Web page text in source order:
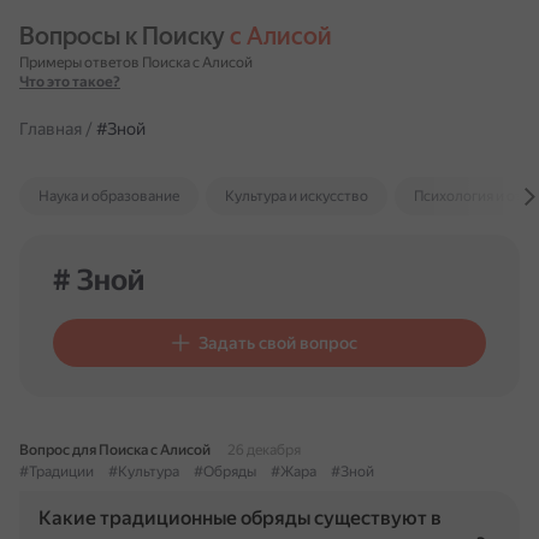
Вопросы к Поиску с Алисой
Примеры ответов Поиска с Алисой
Что это такое?
Главная / #Зной
Наука и образование Культура и искусство Психология и
# Зной
Задать свой вопрос
Вопрос для Поиска с Алисой
26 декабря
#Традиции
#Культура #Обряды #Жара #Зной
Какие традиционные обряды существуют в